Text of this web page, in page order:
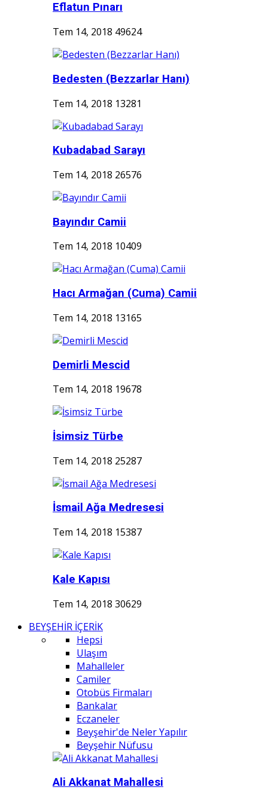
Eflatun Pınarı
Tem 14, 2018 49624
Bedesten (Bezzarlar Hanı)
Tem 14, 2018 13281
Kubadabad Sarayı
Tem 14, 2018 26576
Bayındır Camii
Tem 14, 2018 10409
Hacı Armağan (Cuma) Camii
Tem 14, 2018 13165
Demirli Mescid
Tem 14, 2018 19678
İsimsiz Türbe
Tem 14, 2018 25287
İsmail Ağa Medresesi
Tem 14, 2018 15387
Kale Kapısı
Tem 14, 2018 30629
BEYŞEHİR İÇERİK
Hepsi
Ulaşım
Mahalleler
Camiler
Otobüs Firmaları
Bankalar
Eczaneler
Beyşehir'de Neler Yapılır
Beyşehir Nüfusu
Ali Akkanat Mahallesi